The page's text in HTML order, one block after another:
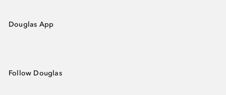
Douglas App
Follow Douglas